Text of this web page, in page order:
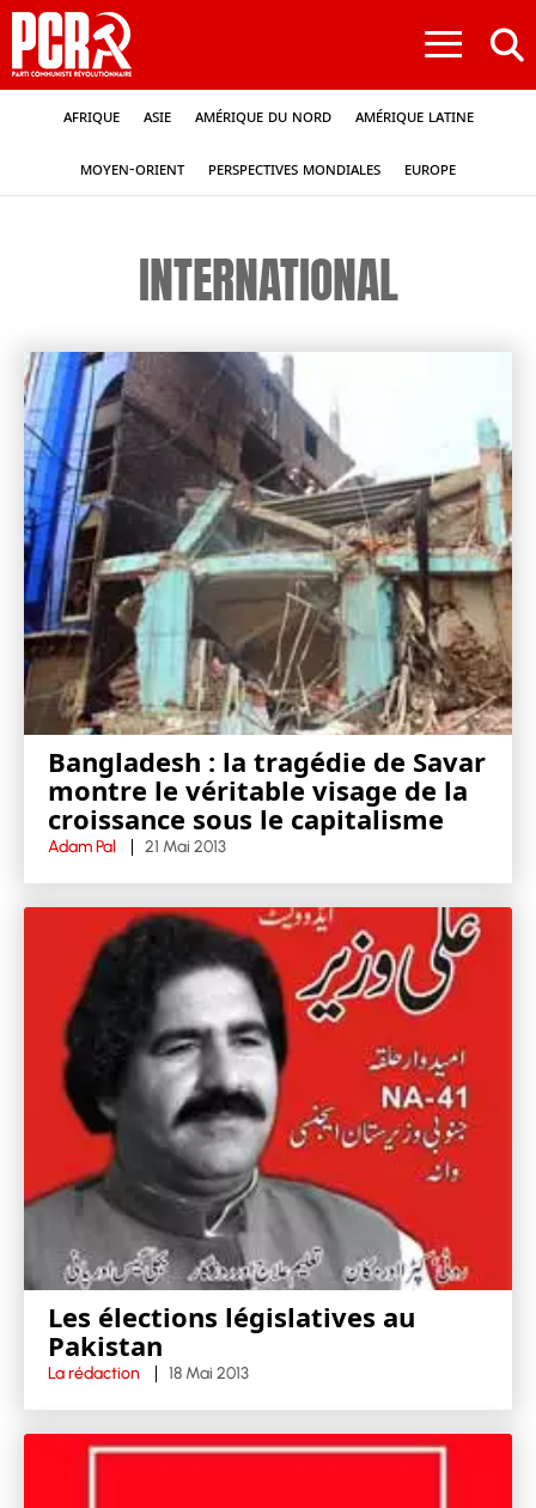
≡
Afrique Asie Amérique du nord Amérique latine
Moyen-Orient Perspectives mondiales Europe
INTERNATIONAL
Bangladesh : la tragédie de Savar
montre le véritable visage de la
croissance sous le capitalisme
Adam Pal 21 Mai 2013
Les élections législatives au
Pakistan
La rédaction 18 Mai 2013